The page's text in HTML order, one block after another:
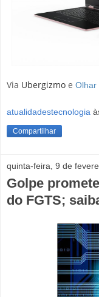
Via Ubergizmo e Olhar
atualidadestecnologia
Compartilhar
quinta-feira, 9 de
Golpe
do FGTS;